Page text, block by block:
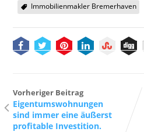
Immobilienmakler Bremerhaven
Vorheriger Beitrag
Eigentumswohnungen
sind immer eine äußerst
profitable Investition.